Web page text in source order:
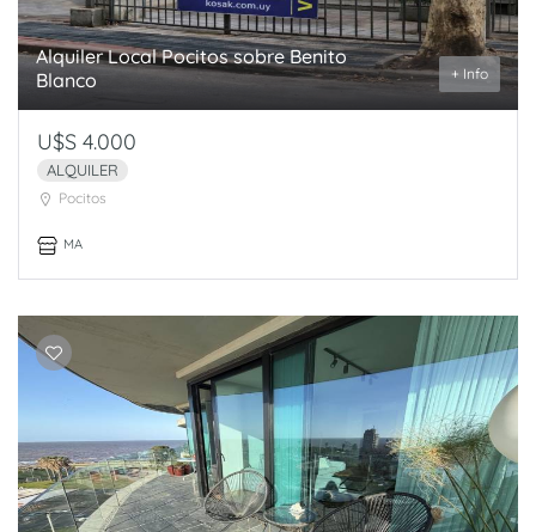
Alquiler Local Pocitos sobre Benito
Blanco
+ Info
U$S 4.000
ALQUILER
Pocitos
MA